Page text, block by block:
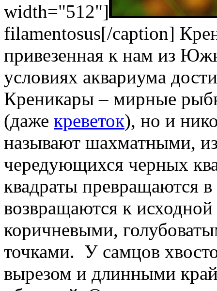
width="512"]
filamentosus[/caption]
привезенная к нам из
условиях аквариума
Креникары – мирные
(даже креветок), но и
называют шахматными,
чередующихся черных
квадраты превращаются
возвращаются к
коричневыми,
точками. У самцов
вырезом и длинными